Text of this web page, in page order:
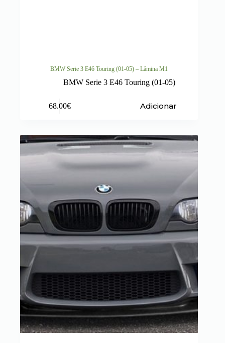
BMW Serie 3 E46 Touring (01-05) – Lâmina M1
BMW Serie 3 E46 Touring (01-05)
68.00€ Adicionar